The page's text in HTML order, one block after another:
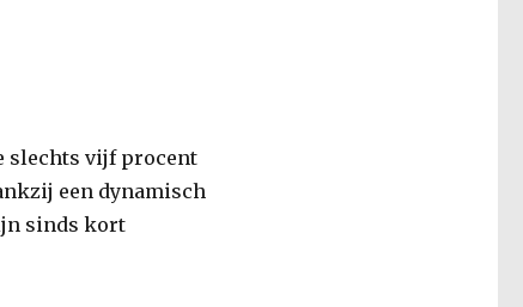
slechts vijf procent
een dynamisch
sinds kort